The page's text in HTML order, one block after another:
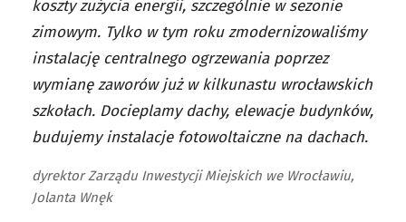
koszty zużycia energii, szczególnie w sezonie
zimowym. Tylko w tym roku zmodernizowaliśmy
instalację centralnego ogrzewania poprzez
wymianę zaworów już w kilkunastu wrocławskich
szkołach. Docieplamy dachy, elewacje budynków,
budujemy instalacje fotowoltaiczne na dachach.
dyrektor Zarządu Inwestycji Miejskich we Wrocławiu,
Jolanta Wnęk